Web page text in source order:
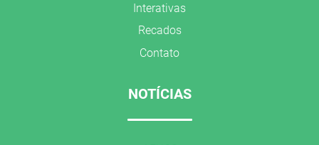
Interativas
Recados
Contato
NOTÍCIAS